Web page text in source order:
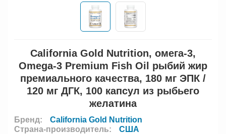
California Gold Nutrition, омега-3,
Omega-3 Premium Fish Oil рыбий жир
премиального качества, 180 мг ЭПК /
120 мг ДГК, 100 капсул из рыбьего
желатина
Бренд:
California Gold Nutrition
Страна-производитель:
США